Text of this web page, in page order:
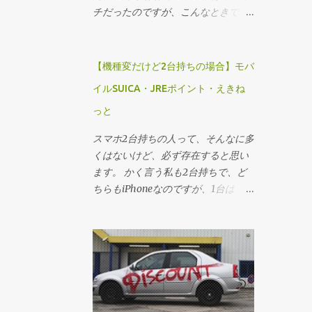
チだったのですが、こんなときでも
チはバーベキューにしました。 モッ
齢は８０歳にちかい父、の３世代が
住む我が家。 バーベキューのメニュ
【機種変だけど2台持ちの場合】モバ
イルSUICA・JREポイント・えきね
っと
スマホ2台持ちの人って、そんなに多
くはないけど、必ず存在すると思い
ます。 かく言う私も2台持ちで、ど
ちらもiPhoneなのですが、1台は
ほうが、購入直後に画面が粉々に割
れてしまうほどの衝撃を与えてしま
って、Touch ID認証がときどきバカ
になるという代物でした。 それで
も、利用できていたので、モバイル